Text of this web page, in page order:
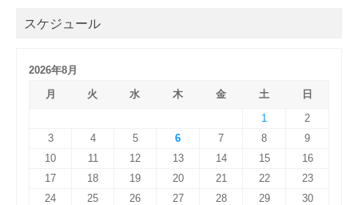
スケジュール
2026年8月
月
火 水 木 金 土
日
1
2
3
4 5 6 7 8
9
10
11 12 13 14 15
16
17
18 19 20 21 22
23
24
25 26 27 28 29
30